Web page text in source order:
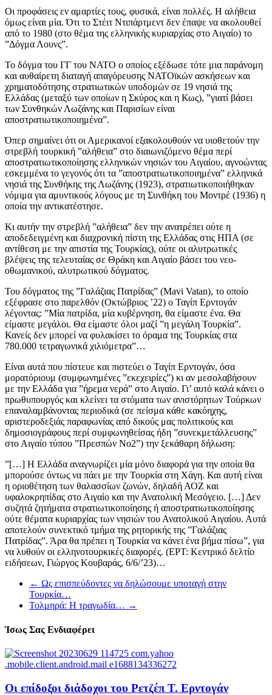
Οι προφάσεις εν αμαρτίες τους, φυσικά, είναι πολλές. Η αλήθεια
όμως είναι μία. Ότι το Στέιτ Ντιπάρτμεντ δεν έπαψε να ακολουθεί
από το 1980 (στο θέμα της ελληνικής κυριαρχίας στο Αιγαίο) το
”Δόγμα Λουνς”.
Το δόγμα του ΓΓ του ΝΑΤΟ ο οποίος εξέδωσε τότε μια παράνομη
και αυθαίρετη διαταγή απαγόρευσης ΝΑΤΟϊκών ασκήσεων και
χρηματοδότησης στρατιωτικών υποδομών σε 19 νησιά της
Ελλάδας (μεταξύ των οποίων η Σκύρος και η Κως), ”γιατί βάσει
των Συνθηκών Λωζάνης και Παρισίων είναι
αποστρατιωτικοποιημένα”.
Όπερ σημαίνει ότι οι Αμερικανοί εξακολουθούν να υιοθετούν την
στρεβλή τουρκική ”αλήθεια” στο διαιωνιζόμενο θέμα περί
αποστρατιωτικοποίησης ελληνικών νησιών του Αιγαίου, αγνοώντας
εσκεμμένα το γεγονός ότι τα ”αποστρατιωτικοποιημένα” ελληνικά
νησιά της Συνθήκης της Λωζάνης (1923), στρατιωτικοποιήθηκαν
νόμιμα για αμυντικούς λόγους με τη Συνθήκη του Μοντρέ (1936) η
οποία την αντικατέστησε.
Κι αυτήν την στρεβλή ”αλήθεια” δεν την ανατρέπει ούτε η
αποδεδειγμένη και διαχρονική πίστη της Ελλάδας στις ΗΠΑ (σε
αντίθεση με την απιστία της Τουρκίας), ούτε οι αλυτρωτικές
βλέψεις της τελευταίας σε Θράκη και Αιγαίο βάσει του νεο-
οθωμανικού, αλυτρωτικού δόγματος.
Του δόγματος της ”Γαλάζιας Πατρίδας” (Mavi Vatan), το οποίο
εξέφρασε στο παρελθόν (Οκτώβριος ’22) ο Ταγίπ Ερντογάν
λέγοντας: ”Μία πατρίδα, μία κυβέρνηση, θα είμαστε ένα. Θα
είμαστε μεγάλοι. Θα είμαστε όλοι μαζί ”η μεγάλη Τουρκία”.
Κανείς δεν μπορεί να φυλακίσει το όραμα της Τουρκίας στα
780.000 τετραγωνικά χιλιόμετρα”…
Είναι αυτά που πίστευε και πιστεύει ο Ταγίπ Ερντογάν, όσα
μορατόριουμ (συμφωνημένες ”εκεχειρίες”) κι αν μεσολαβήσουν
με την Ελλάδα για ”ήρεμα νερά” στο Αιγαίο. Γι’ αυτό καλά κάνει ο
πρωθυπουργός και κλείνει τα στόματα των ανιστόρητων Τούρκων
επαναλαμβάνοντας περιοδικά (σε πείσμα κάθε κακόηχης,
αριστεροδεξιάς παραφωνίας από δικούς μας πολιτικούς και
δημοσιογράφους περί συμφωνηθείσας ήδη ”συνεκμετάλλευσης”
στο Αιγαίο τύπου ”Πρεσπών Νο2”) την ξεκάθαρη δήλωση:
”[…] Η Ελλάδα αναγνωρίζει μία μόνο διαφορά για την οποία θα
μπορούσε όντως να πάει με την Τουρκία στη Χάγη. Και αυτή είναι
η οριοθέτηση των θαλασσίων ζωνών, δηλαδή ΑΟΖ και
υφαλοκρηπίδας στο Αιγαίο και την Ανατολική Μεσόγειο. […] Δεν
συζητά ζητήματα στρατιωτικοποίησης ή αποστρατιωτικοποίησης
ούτε θέματα κυριαρχίας των νησιών του Ανατολικού Αιγαίου. Αυτά
αποτελούν συνεκτικό τμήμα της ρητορικής της ”Γαλάζιας
Πατρίδας”. Άρα θα πρέπει η Τουρκία να κάνει ένα βήμα πίσω”, για
να λυθούν οι ελληνοτουρκικές διαφορές. (ΕΡΤ: Κεντρικό δελτίο
ειδήσεων, Γιώργος Κουβαράς, 6/6/’23)…
← Ως επισπεύδοντες να δηλώσουμε υποταγή στην
Τουρκία…
Τολμηρά: Η τραγωδία… →
Ίσως Σας Ενδιαφέρει
Οι επίδοξοι διάδοχοι του Ρετζέπ Τ. Ερντογάν